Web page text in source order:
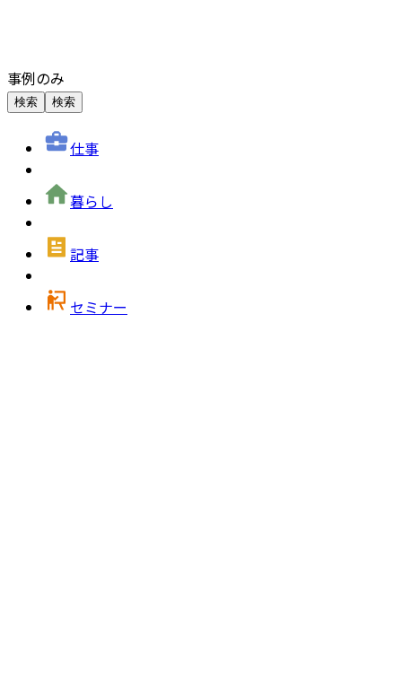
事例のみ
検索 検索
仕事
暮らし
記事
セミナー